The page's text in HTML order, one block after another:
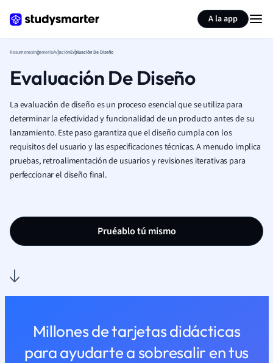
A la app
ResumenesIngenieríaAviaciónEvaluación De Diseño
Evaluación De Diseño
La evaluación de diseño es un proceso esencial que se utiliza para
determinar la efectividad y funcionalidad de un producto antes de su
lanzamiento. Este paso garantiza que el diseño cumpla con los
requisitos del usuario y las especificaciones técnicas. A menudo implica
pruebas, retroalimentación de usuarios y revisiones iterativas para
perfeccionar el diseño final.
Pruéablo tú mismo
Millones de tarjetas didácticas
para ayudarte a sobresalir en tus
Resumir página